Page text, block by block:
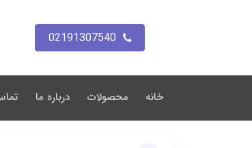
02191307540
خانه محصولات درباره ما